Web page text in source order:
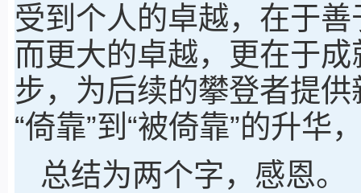
受到个人的卓越，在于
而更大的卓越，更在于
步，为后续的攀登者提供
“倚靠”到“被倚靠”的升
总结为两个字，感恩。